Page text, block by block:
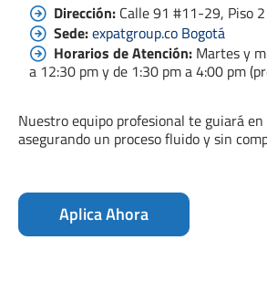
Dirección: Calle 91 #11-29, Piso 2
Sede:expatgroup.co Bogotá
Horarios de Atención: Martes y
a 12:30 pm y de 1:30 pm a 4:00 pm
Nuestro equipo profesional te guiará en
asegurando un proceso fluido y sin
Aplica Ahora